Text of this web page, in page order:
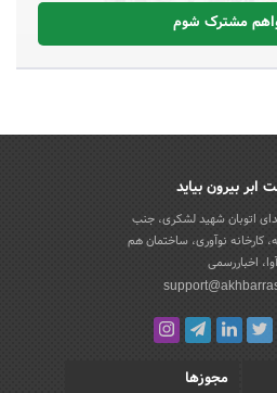
مشترک شوم
ابر بیرون بیاید
اتوبان شهید لشکری، جنب
کارخانه نوآوری، ساختمان هم
آوا، اخباررسمی
مجوزها